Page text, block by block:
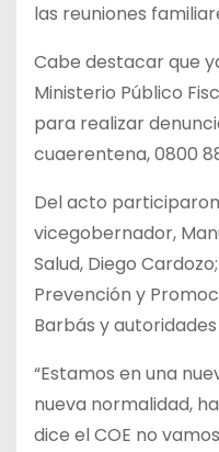
las reuniones
Cabe destacar que
Ministerio Público
para realizar
cuaerentena, 0800
Del acto
vicegobernador,
Salud, Diego
Prevención y
Barbás y autoridades
“Estamos en una
nueva normalidad,
dice el COE no